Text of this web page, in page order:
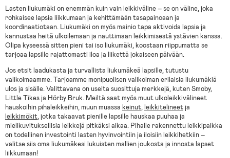
Lasten liukumäki on enemmän kuin vain leikkiväline – se on väline, joka
rohkaisee lapsia liikkumaan ja kehittämään tasapainoaan ja
koordinaatiotaan. Liukumäki on myös mainio tapa aktivoida lapsia ja
kannustaa heitä ulkoilemaan ja nauttimaan leikkimisestä ystävien kanssa.
Olipa kyseessä sitten pieni tai iso liukumäki, koostaan riippumatta se
tarjoaa lapsille rajattomasti iloa ja liikettä jokaiseen päivään.
Jos etsit laadukasta ja turvallista liukumäkeä lapsille, tutustu
valikoimaamme. Tarjoamme monipuolisen valikoiman erilaisia liukumäkiä
ulos ja sisälle. Valittavana on useita suosittuja merkkejä, kuten Smoby,
Little Tikes ja Hörby Bruk. Meiltä saat myös muut ulkoleikkivälineet
hauskoihin pihaleikkeihin, muun muassa keinut,leikkitelineetja
leikkimökit, jotka takaavat pienille lapsille hauskaa puuhaa ja
mielikuvituksellisia leikkejä pitkäksi aikaa. Pihalle rakennettu leikkipaikka
on todellinen investointi lasten hyvinvointiin ja iloisiin leikkihetkiin –
valitse siis oma liukumäkesi lukuisten mallien joukosta ja innosta lapset
liikkumaan!